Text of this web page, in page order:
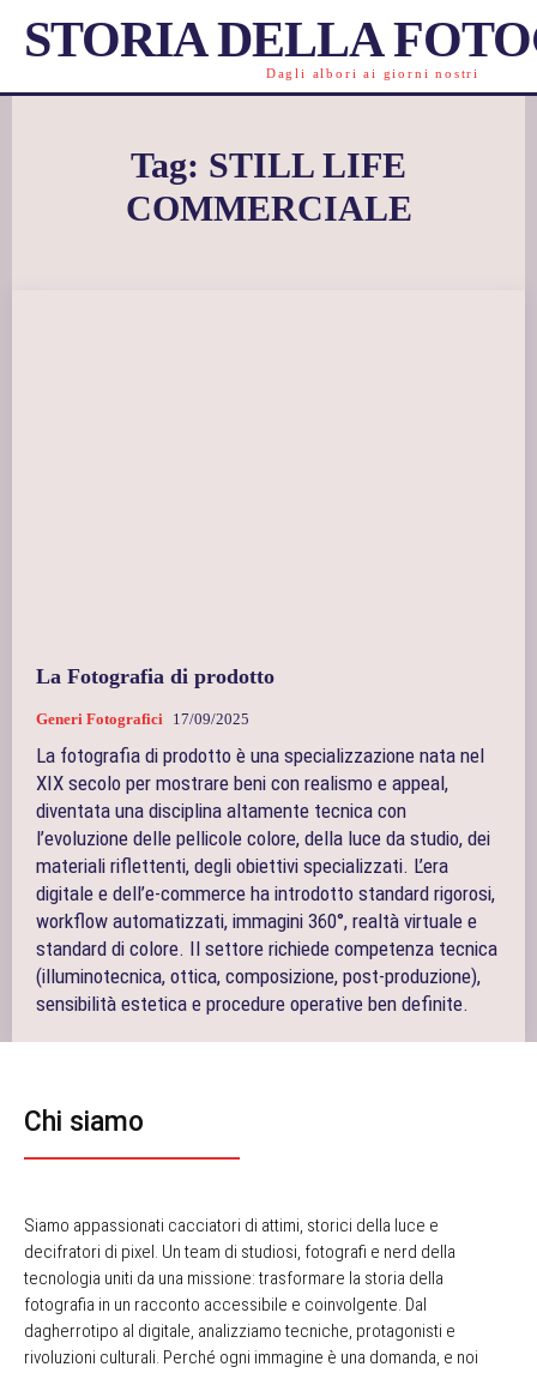
STORIA DELLA
Dagli albori ai giorni nostri
Tag: STILL LIFE
COMMERCIALE
La Fotografia di prodotto
Generi Fotografici 17/09/2025
La fotografia di prodotto è una specializzazione nata nel
XIX secolo per mostrare beni con realismo e appeal,
diventata una disciplina altamente tecnica con
l’evoluzione delle pellicole colore, della luce da studio, dei
materiali riflettenti, degli obiettivi specializzati. L’era
digitale e dell’e-commerce ha introdotto standard rigorosi,
workflow automatizzati, immagini 360°, realtà virtuale e
standard di colore. Il settore richiede competenza tecnica
(illuminotecnica, ottica, composizione, post-produzione),
sensibilità estetica e procedure operative ben definite.
Chi siamo
Siamo appassionati cacciatori di attimi, storici della luce e
decifratori di pixel. Un team di studiosi, fotografi e nerd della
tecnologia uniti da una missione: trasformare la storia della
fotografia in un racconto accessibile e coinvolgente. Dal
dagherrotipo al digitale, analizziamo tecniche, protagonisti e
rivoluzioni culturali. Perché ogni immagine è una domanda, e noi